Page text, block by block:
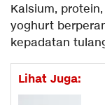
Kalsium,
yoghurt
kepadatan
Lihat Juga: